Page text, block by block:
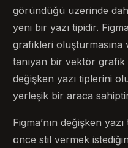
göründüğü üzerinde
yeni bir yazı tipidir.
grafikleri oluşturmasına
tanıyan bir vektör grafik
değişken yazı tiplerini
yerleşik bir araca
Figma’nın değişken
önce stil vermek